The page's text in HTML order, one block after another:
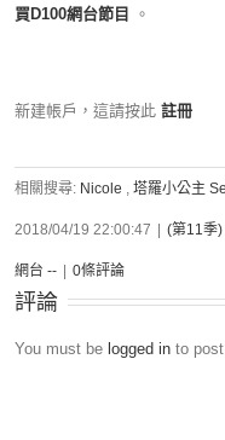
買D100網台節目
。
新建帳戶，這請按此 註冊
相關搜尋: Nicole , 塔羅小公主
2018/04/19 22:00:47 (第11季
網台 -- 0條評論
評論
You must be logged in to